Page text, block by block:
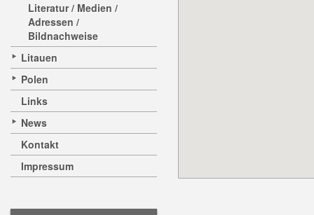
Literatur / Medien /
Adressen /
Bildnachweise
Litauen
Polen
Links
News
Kontakt
Impressum